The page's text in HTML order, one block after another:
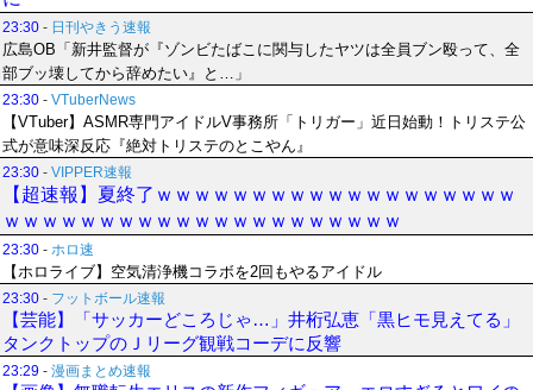
23:30 - 日刊やきう速報
広島OB「新井監督が『ゾンビたばこに関与したヤツは全員ブン殴って、全
部ブッ壊してから辞めたい』と…」
23:30 - VTuberNews
【VTuber】ASMR専門アイドルV事務所「トリガー」近日始動！トリステ公
式が意味深反応『絶対トリステのとこやん』
23:30 - VIPPER速報
【超速報】夏終了ｗｗｗｗｗｗｗｗｗｗｗｗｗｗｗｗｗｗｗ
ｗｗｗｗｗｗｗｗｗｗｗｗｗｗｗｗｗｗｗｗｗ
23:30 - ホロ速
【ホロライブ】空気清浄機コラボを2回もやるアイドル
23:30 - フットボール速報
【芸能】「サッカーどころじゃ…」井桁弘恵「黒ヒモ見えてる」
タンクトップのＪリーグ観戦コーデに反響
23:29 - 漫画まとめ速報